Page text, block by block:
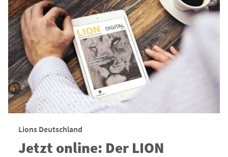
Lions Deutschland
Jetzt online: Der LION